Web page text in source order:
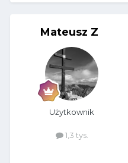
Mateusz Z
Użytkownik
1,3 tys.